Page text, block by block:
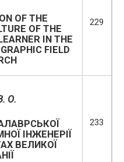
OF THE
OF THE
IN THE
FIELD
229
. О.
ІНЖЕНЕРІЇ
ВЕЛИКОЇ
233